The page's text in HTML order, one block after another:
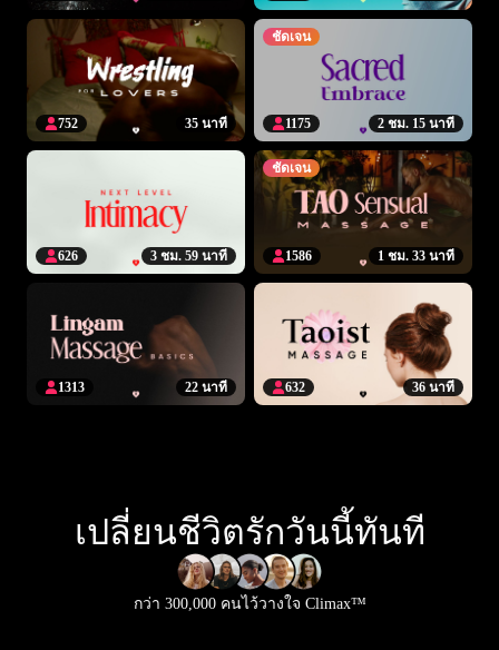
35 นาที
752
ชัดเจน
2 ชม. 15 นาที
1175
3 ชม. 59 นาที
626
ชัดเจน
1 ชม. 33 นาที
1586
22 นาที
1313 36 นาที
632
เปลี่ยนชีวิตรักวันนี้ทันที
กว่า 300,000 คนไว้วางใจ Climax™